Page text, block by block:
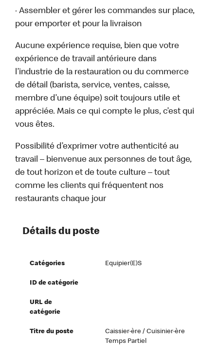
· Assembler et gérer les commandes sur place,
pour emporter et pour la livraison
Aucune expérience requise, bien que votre
expérience de travail antérieure dans
l’industrie de la restauration ou du commerce
de détail (barista, service, ventes, caisse,
membre d’une équipe) soit toujours utile et
appréciée. Mais ce qui compte le plus, c’est qui
vous êtes.
Possibilité d’exprimer votre authenticité au
travail – bienvenue aux personnes de tout âge,
de tout horizon et de toute culture – tout
comme les clients qui fréquentent nos
restaurants chaque jour
Détails du poste
Catégories Equipier(e)s
ID de catégorie
URL de
catégorie
Titre du poste
Caissier·ère / Cuisinier·ère
Temps Partiel